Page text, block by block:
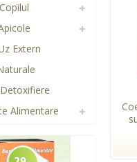
Extern
Alimentare